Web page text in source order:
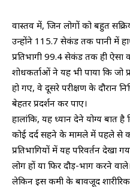
वास्तव में, जिन लोगों को बहुत
उन्होंने 115.7 सेकंड तक पानी में
प्रतिभागी 99.4 सेकंड तक ही ऐसा
शोधकर्ताओं ने यह भी पाया कि जो
हो गए, वे दूसरे परीक्षण के दौरान
बेहतर प्रदर्शन कर पाए।
हालांकि, यह ध्यान देने योग्य बात
कोई दर्द सहने के मामले में पहले से
प्रतिभागियों में यह परिवर्तन देखा
लोग हों या फिर दौड़-भाग करने
लेकिन इस कमी के बावजूद शारीरिक